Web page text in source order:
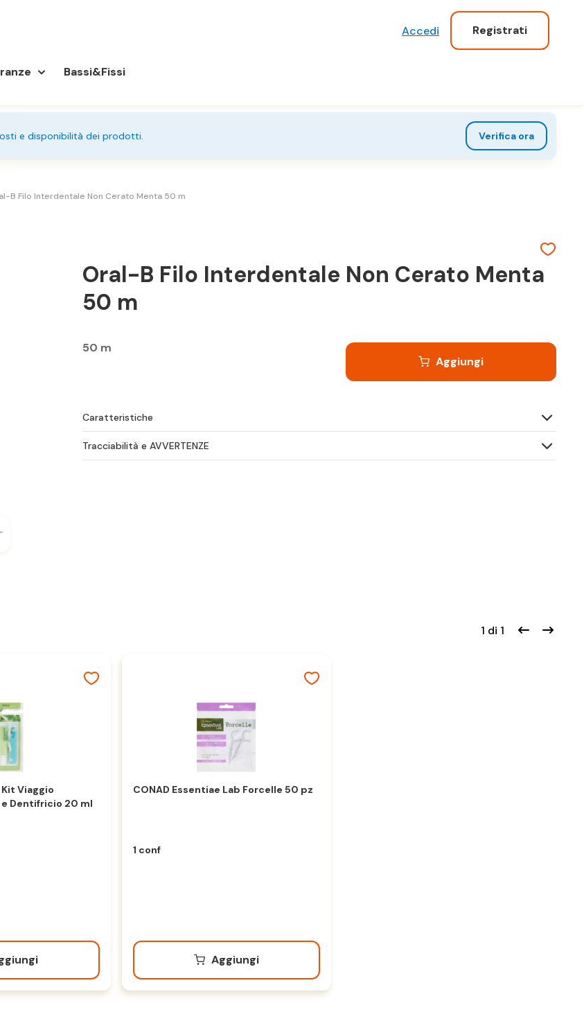
Accedi Registrati
Bassi&Fissi
e disponibilità dei prodotti. Verifica ora
B Filo Interdentale Non Cerato Menta 50 m
Oral-B Filo Interdentale Non Cerato Menta
50 m
50 m
Aggiungi
Caratteristiche
Tracciabilità e AVVERTENZE
Viaggio
Dentifricio 20 ml
CONAD Essentiae Lab Forcelle 50 pz
1 conf
Aggiungi
1 di 1